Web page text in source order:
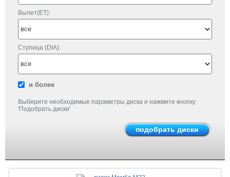
Вылет(ET):
Ступица (DIA):
и более
Выберите необходимые параметры диска и нажмите кнопку
'Подобрать диски'